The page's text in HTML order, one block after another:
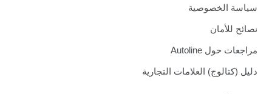
سياسة الخصوصية
نصائح للأمان
مراجعات حول Autoline
دليل (كتالوج) العلامات التجارية